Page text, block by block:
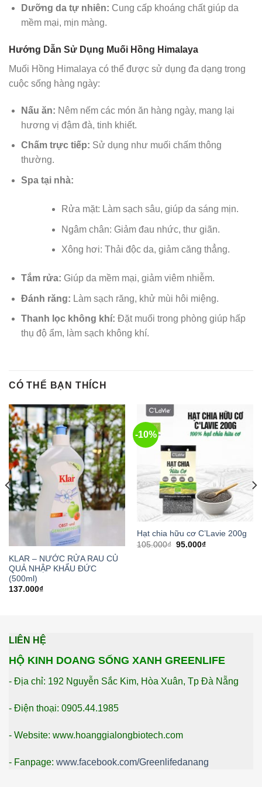
Dưỡng da tự nhiên: Cung cấp khoáng chất giúp da
mềm mại, mịn màng.
Hướng Dẫn Sử Dụng Muối Hồng Himalaya
Muối Hồng Himalaya có thể được sử dụng đa dạng trong
cuộc sống hàng ngày:
Nấu ăn: Nêm nếm các món ăn hàng ngày, mang lại
hương vị đậm đà, tinh khiết.
Chấm trực tiếp: Sử dụng như muối chấm thông
thường.
Spa tại nhà:
Rửa mặt: Làm sạch sâu, giúp da sáng mịn.
Ngâm chân: Giảm đau nhức, thư giãn.
Xông hơi: Thải độc da, giảm căng thẳng.
Tắm rửa: Giúp da mềm mại, giảm viêm nhiễm.
Đánh răng: Làm sạch răng, khử mùi hôi miệng.
Thanh lọc không khí: Đặt muối trong phòng giúp hấp
thụ độ ẩm, làm sạch không khí.
CÓ THỂ BẠN THÍCH
KLAR – NƯỚC RỬA RAU CỦ
QUẢ NHẬP KHẨU ĐỨC
(500ml)
137.000₫
-10%
Hạt chia hữu cơ C’Lavie 200g
105.000₫ 95.000₫
LIÊN HỆ
HỘ KINH DOANG SỐNG XANH GREENLIFE
- Địa chỉ: 192 Nguyễn Sắc Kim, Hòa Xuân, Tp Đà Nẵng
- Điện thoại: 0905.44.1985
- Website: www.hoanggialongbiotech.com
- Fanpage: www.facebook.com/Greenlifedanang